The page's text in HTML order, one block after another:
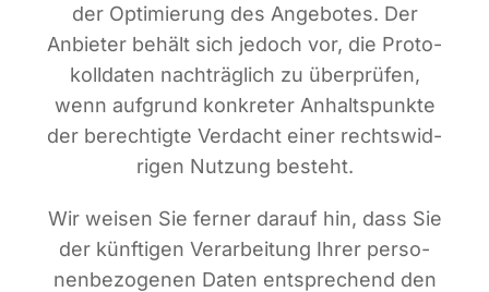
der Opti­mie­rung des Ange­bo­tes. Der
Anbie­ter behält sich jedoch vor, die Pro­to­
koll­da­ten nach­träg­lich zu über­prü­fen,
wenn auf­grund kon­kre­ter Anhalts­punk­te
der berech­tig­te Ver­dacht einer rechts­wid­
ri­gen Nut­zung besteht.
Wir wei­sen Sie fer­ner dar­auf hin, dass Sie
der künf­ti­gen Ver­ar­bei­tung Ihrer per­so­
nen­be­zo­ge­nen Daten ent­spre­chend den